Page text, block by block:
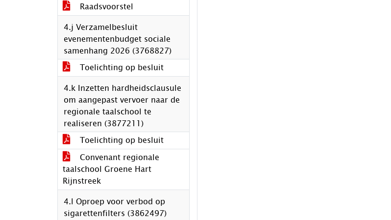
Raadsvoorstel
4.j Verzamelbesluit
evenementenbudget sociale
samenhang 2026 (3768827)
Toelichting op besluit
4.k Inzetten hardheidsclausule
om aangepast vervoer naar de
regionale taalschool te
realiseren (3877211)
Toelichting op besluit
Convenant regionale
taalschool Groene Hart
Rijnstreek
4.l Oproep voor verbod op
sigarettenfilters (3862497)